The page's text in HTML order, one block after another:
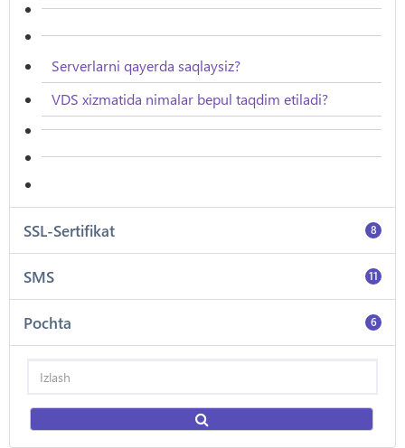
Serverlarni qayerda saqlaysiz?
VDS xizmatida nimalar bepul taqdim etiladi?
SSL-Sertifikat 8
SMS 11
Pochta 6